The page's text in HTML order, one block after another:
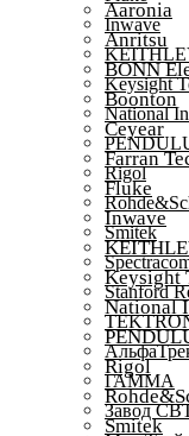
Inwave
Keysight
National
Rigol
Smitek
Stanford
ГАММА
Завод
Aaronia
Anritsu
BONN
Boonton
Ceyear
Farran
Fluke
Inwave
Keysight
National
Rigol
Smitek